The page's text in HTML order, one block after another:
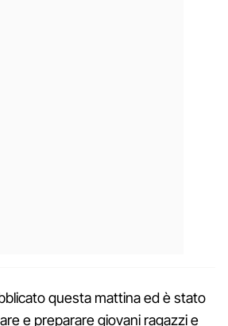
questa mattina ed è stato
e preparare giovani ragazzi e